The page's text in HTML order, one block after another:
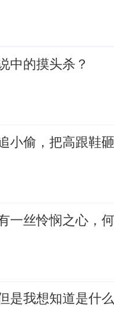
中的摸头杀？
小偷，把高跟鞋
一丝怜悯之心，
是我想知道是什